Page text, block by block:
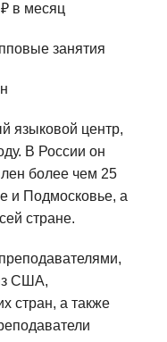
в месяц
занятия
языковой центр,
В России он
более чем 25
и Подмосковье, а
стране.
США,
стран, а также